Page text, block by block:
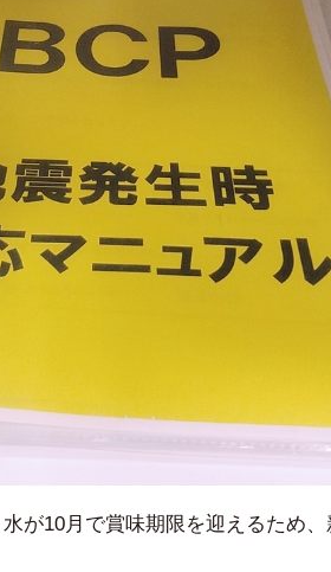
が10月で賞味期限を迎えるため、